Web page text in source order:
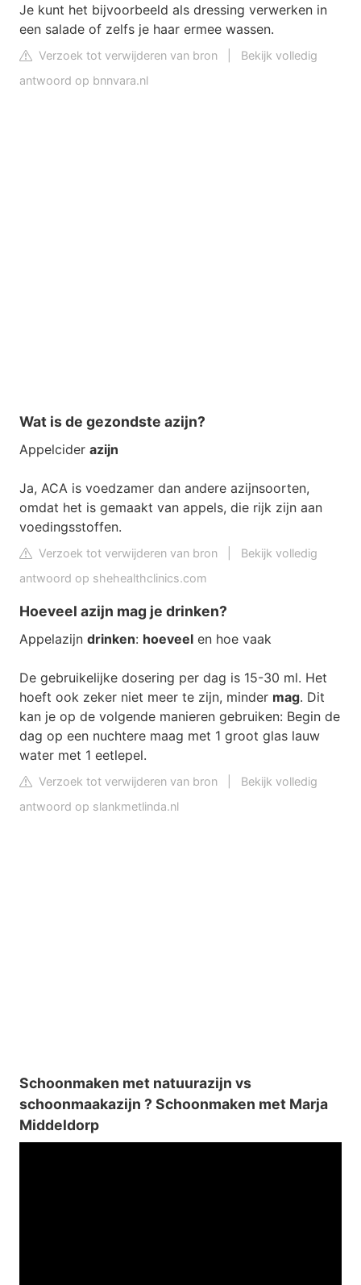
Je kunt het bijvoorbeeld als dressing verwerken in
een salade of zelfs je haar ermee wassen.
Verzoek tot verwijderen van bron
Bekijk volledig
antwoord op bnnvara.nl
Wat is de gezondste azijn?
Appelcider azijn
Ja, ACA is voedzamer dan andere azijnsoorten,
omdat het is gemaakt van appels, die rijk zijn aan
voedingsstoffen.
Verzoek tot verwijderen van bron
Bekijk volledig
antwoord op shehealthclinics.com
Hoeveel azijn mag je drinken?
Appelazijn drinken: hoeveel en hoe vaak
De gebruikelijke dosering per dag is 15-30 ml. Het
hoeft ook zeker niet meer te zijn, minder mag. Dit
kan je op de volgende manieren gebruiken: Begin de
dag op een nuchtere maag met 1 groot glas lauw
water met 1 eetlepel.
Verzoek tot verwijderen van bron
Bekijk volledig
antwoord op slankmetlinda.nl
Schoonmaken met natuurazijn vs
schoonmaakazijn ? Schoonmaken met Marja
Middeldorp